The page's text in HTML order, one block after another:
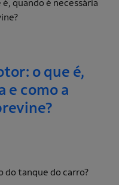
o que é,
e como a